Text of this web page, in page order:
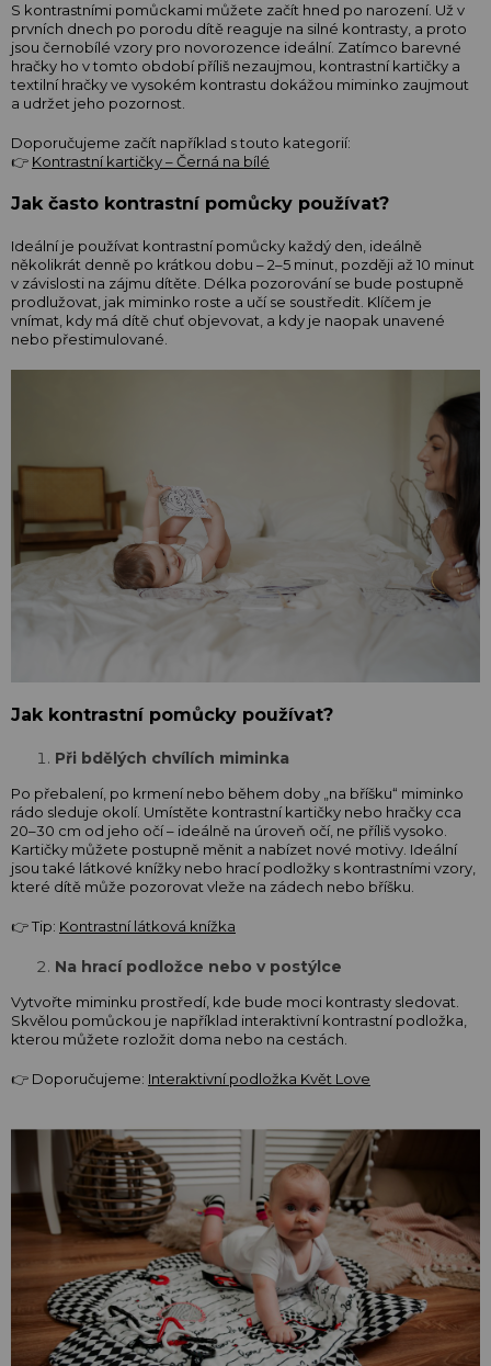
S kontrastními pomůckami můžete začít hned po narození. Už v
prvních dnech po porodu dítě reaguje na silné kontrasty, a proto
jsou černobílé vzory pro novorozence ideální. Zatímco barevné
hračky ho v tomto období příliš nezaujmou, kontrastní kartičky a
textilní hračky ve vysokém kontrastu dokážou miminko zaujmout
a udržet jeho pozornost.
Doporučujeme začít například s touto kategorií:
👉 Kontrastní kartičky – Černá na bílé
Jak často kontrastní pomůcky používat?
Ideální je používat kontrastní pomůcky každý den, ideálně
několikrát denně po krátkou dobu – 2–5 minut, později až 10 minut
v závislosti na zájmu dítěte. Délka pozorování se bude postupně
prodlužovat, jak miminko roste a učí se soustředit. Klíčem je
vnímat, kdy má dítě chuť objevovat, a kdy je naopak unavené
nebo přestimulované.
Jak kontrastní pomůcky používat?
Při bdělých chvílích miminka
Po přebalení, po krmení nebo během doby „na bříšku“ miminko
rádo sleduje okolí. Umístěte kontrastní kartičky nebo hračky cca
20–30 cm od jeho očí – ideálně na úroveň očí, ne příliš vysoko.
Kartičky můžete postupně měnit a nabízet nové motivy. Ideální
jsou také látkové knížky nebo hrací podložky s kontrastními vzory,
které dítě může pozorovat vleže na zádech nebo bříšku.
👉 Tip: Kontrastní látková knížka
Na hrací podložce nebo v postýlce
Vytvořte miminku prostředí, kde bude moci kontrasty sledovat.
Skvělou pomůckou je například interaktivní kontrastní podložka,
kterou můžete rozložit doma nebo na cestách.
👉 Doporučujeme: Interaktivní podložka Květ Love